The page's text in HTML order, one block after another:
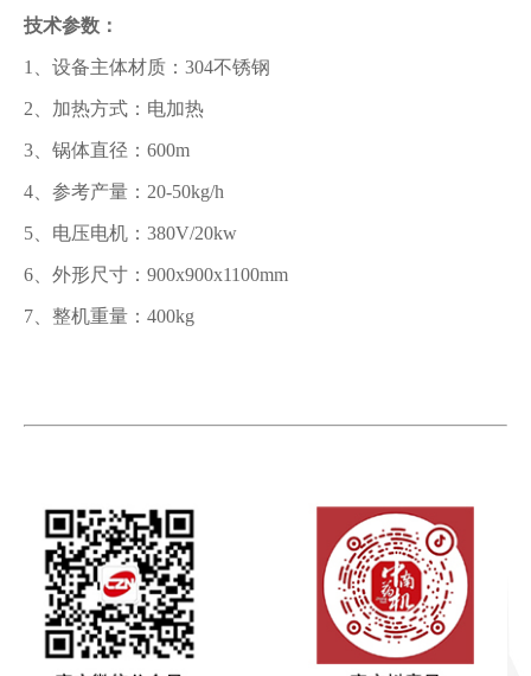
技术参数：
1、设备主体材质：304不锈钢
2、加热方式：电加热
3、锅体直径：600m
4、参考产量：20-50kg/h
5、电压电机：380V/20kw
6、外形尺寸：900x900x1100mm
7、整机重量：400kg